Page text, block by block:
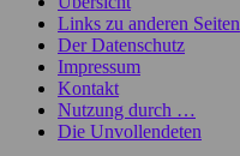
Links zu anderen Seiten
Der Datenschutz
Impressum
Kontakt
Nutzung durch …
Die Unvollendeten